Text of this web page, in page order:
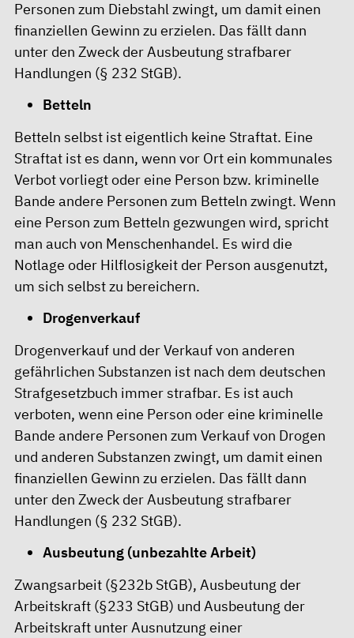
Personen zum Diebstahl zwingt, um damit einen
finanziellen Gewinn zu erzielen. Das fällt dann
unter den Zweck der Ausbeutung strafbarer
Handlungen (§ 232 StGB).
Betteln
Betteln selbst ist eigentlich keine Straftat. Eine
Straftat ist es dann, wenn vor Ort ein kommunales
Verbot vorliegt oder eine Person bzw. kriminelle
Bande andere Personen zum Betteln zwingt. Wenn
eine Person zum Betteln gezwungen wird, spricht
man auch von Menschenhandel. Es wird die
Notlage oder Hilflosigkeit der Person ausgenutzt,
um sich selbst zu bereichern.
Drogenverkauf
Drogenverkauf und der Verkauf von anderen
gefährlichen Substanzen ist nach dem deutschen
Strafgesetzbuch immer strafbar. Es ist auch
verboten, wenn eine Person oder eine kriminelle
Bande andere Personen zum Verkauf von Drogen
und anderen Substanzen zwingt, um damit einen
finanziellen Gewinn zu erzielen. Das fällt dann
unter den Zweck der Ausbeutung strafbarer
Handlungen (§ 232 StGB).
Ausbeutung (unbezahlte Arbeit)
Zwangsarbeit (§232b StGB), Ausbeutung der
Arbeitskraft (§233 StGB) und Ausbeutung der
Arbeitskraft unter Ausnutzung einer